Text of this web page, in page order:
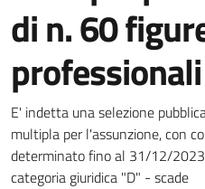
di n. 60
professionali
Dettagli della
E' indetta una selezione
multipla per l'assunzione, con
determinato fino al 31/12/
categoria giuridica "D" - scade